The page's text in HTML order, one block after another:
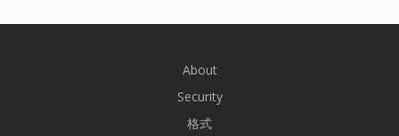
About
Security
格式